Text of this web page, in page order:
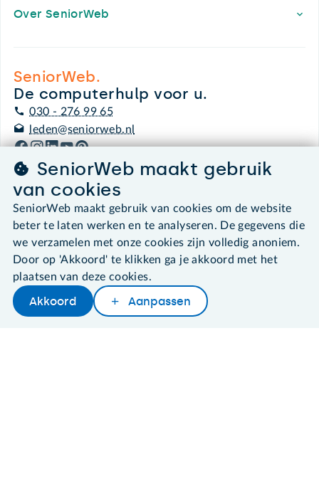
Later lezenDelenWoordenboek
Over SeniorWeb
SeniorWeb.
De computerhulp voor u.
030 - 276 99 65
leden@seniorweb.nl
©2026 SeniorWeb
Algemene voorwaarden
Cookies en cookie-instellingen
Disclaimer
Privacybeleid
About SeniorWeb
SeniorWeb maakt gebruik
van cookies
SeniorWeb maakt gebruik van cookies om de website
beter te laten werken en te analyseren. De gegevens die
we verzamelen met onze cookies zijn volledig anoniem.
Door op 'Akkoord' te klikken ga je akkoord met het
plaatsen van deze cookies.
Akkoord Aanpassen